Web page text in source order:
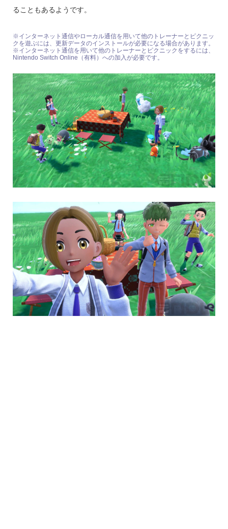
ることもあるようです。
※インターネット通信やローカル通信を用いて他のトレーナーとピクニッ
クを遊ぶには、更新データのインストールが必要になる場合があります。
※インターネット通信を用いて他のトレーナーとピクニックをするには、
Nintendo Switch Online（有料）への加入が必要です。